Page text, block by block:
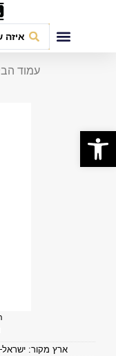
עמוד
ארץ מקור: ישראל
פתח סרגל נגישות